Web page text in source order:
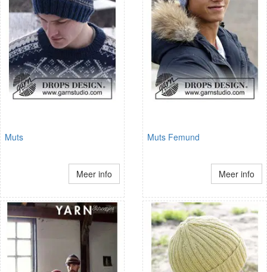
Muts
Meer info
Muts Femund
Meer info